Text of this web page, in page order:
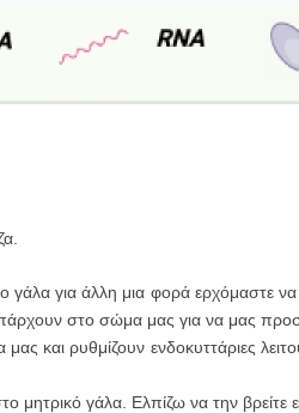
γάλα για άλλη μια φορά
στο σώμα μας για να μας
και ρυθμίζουν ενδοκυττάριες
μητρικό γάλα. Ελπίζω να την βρείτε